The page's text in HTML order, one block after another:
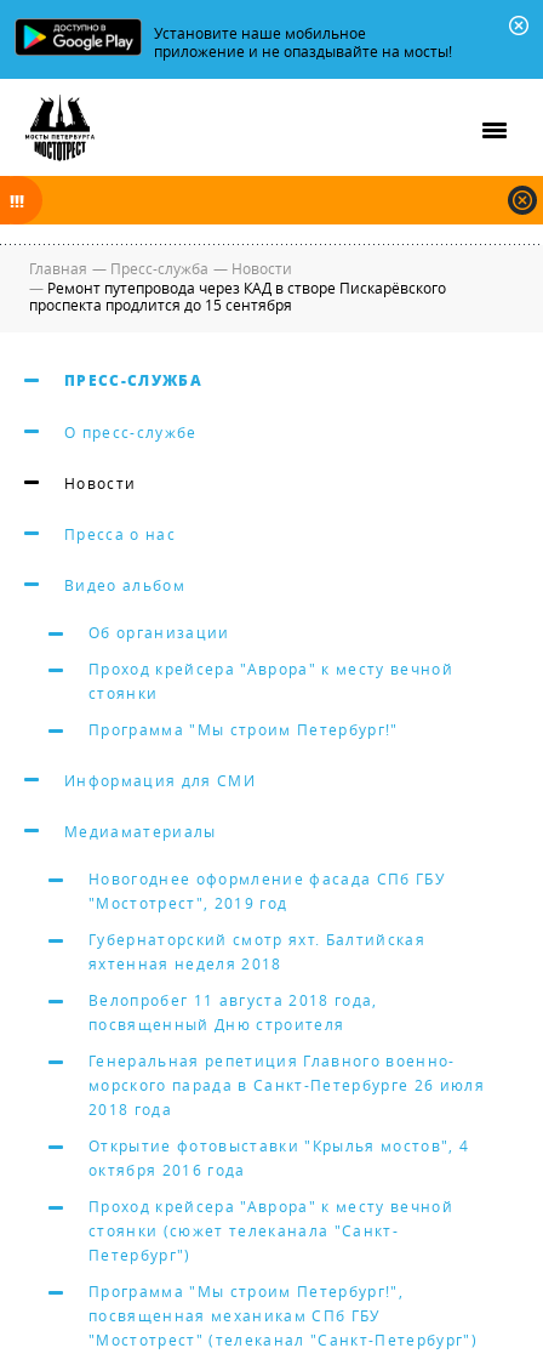
Установите наше мобильное
приложение и не опаздывайте на мосты!
разводятся по графику.
Главная — Пресс-служба — Новости
— Ремонт путепровода через КАД в створе Пискарёвского
проспекта продлится до 15 сентября
ПРЕСС-СЛУЖБА
О пресс-службе
Новости
Пресса о нас
Видео альбом
Об организации
Проход крейсера "Аврора" к месту вечной
стоянки
Программа "Мы строим Петербург!"
Информация для СМИ
Медиаматериалы
Новогоднее оформление фасада СПб ГБУ
"Мостотрест", 2019 год
Губернаторский смотр яхт. Балтийская
яхтенная неделя 2018
Велопробег 11 августа 2018 года,
посвященный Дню строителя
Генеральная репетиция Главного военно-
морского парада в Санкт-Петербурге 26 июля
2018 года
Открытие фотовыставки "Крылья мостов", 4
октября 2016 года
Проход крейсера "Аврора" к месту вечной
стоянки (сюжет телеканала "Санкт-
Петербург")
Программа "Мы строим Петербург!",
посвященная механикам СПб ГБУ
"Мостотрест" (телеканал "Санкт-Петербург")